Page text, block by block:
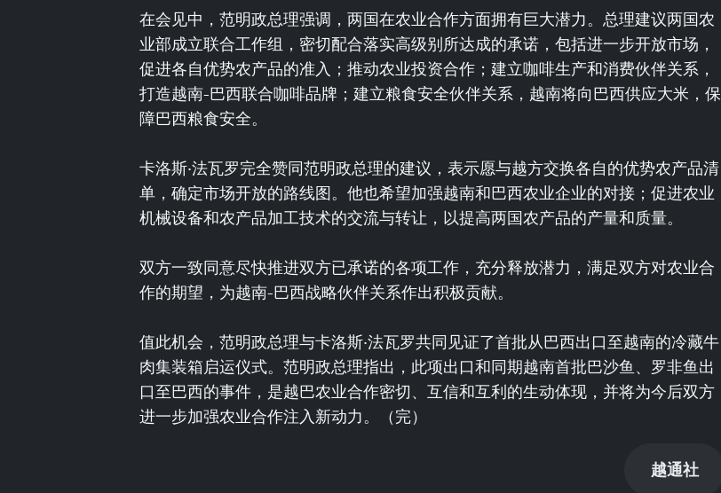
在会见中，范明政总理强调，两国在农业合作方面拥有巨大潜力。总理建议两国农
业部成立联合工作组，密切配合落实高级别所达成的承诺，包括进一步开放市场，
促进各自优势农产品的准入；推动农业投资合作；建立咖啡生产和消费伙伴关系，
打造越南-巴西联合咖啡品牌；建立粮食安全伙伴关系，越南将向巴西供应大米，保
障巴西粮食安全。
卡洛斯·法瓦罗完全赞同范明政总理的建议，表示愿与越方交换各自的优势农产品清
单，确定市场开放的路线图。他也希望加强越南和巴西农业企业的对接；促进农业
机械设备和农产品加工技术的交流与转让，以提高两国农产品的产量和质量。
双方一致同意尽快推进双方已承诺的各项工作，充分释放潜力，满足双方对农业合
作的期望，为越南-巴西战略伙伴关系作出积极贡献。
值此机会，范明政总理与卡洛斯·法瓦罗共同见证了首批从巴西出口至越南的冷藏牛
肉集装箱启运仪式。范明政总理指出，此项出口和同期越南首批巴沙鱼、罗非鱼出
口至巴西的事件，是越巴农业合作密切、互信和互利的生动体现，并将为今后双方
进一步加强农业合作注入新动力。（完）
越通社